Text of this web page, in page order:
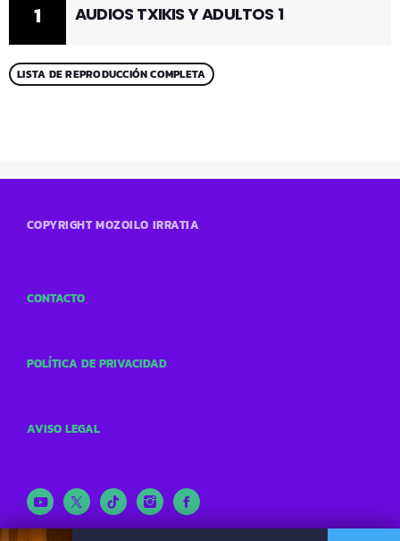
1 AUDIOS TXIKIS Y ADULTOS 1
LISTA DE REPRODUCCIÓN COMPLETA
COPYRIGHT MOZOILO IRRATIA
CONTACTO
POLÍTICA DE PRIVACIDAD
AVISO LEGAL